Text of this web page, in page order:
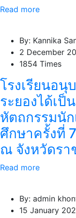
Read more
By: Kannika
2 December
1854 Times
โรงเรียนอ
ระยองได้เ
หัตถกรรมนั
ศึกษาครั้งที่
ณ จังหวัดรา
Read more
By: admin
15 January